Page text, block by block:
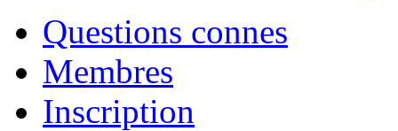
Questions connes
Membres
Inscription